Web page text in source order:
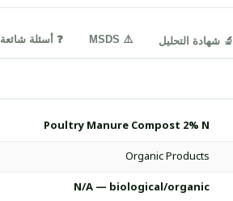
🔬 شهادة التحليل ⚠️ MSDS ❓ أسئلة شائعة
Poultry Manure Compost 2% N
Organic Products
N/A — biological/organic